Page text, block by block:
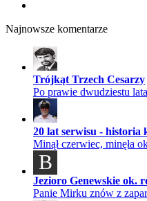
Najnowsze komentarze
Trójkąt Trzech Cesarzy
Po prawie dwudziestu
20 lat serwisu - historia
Minął czerwiec, minęła
B
Jezioro Genewskie ok.
Panie Mirku znów z